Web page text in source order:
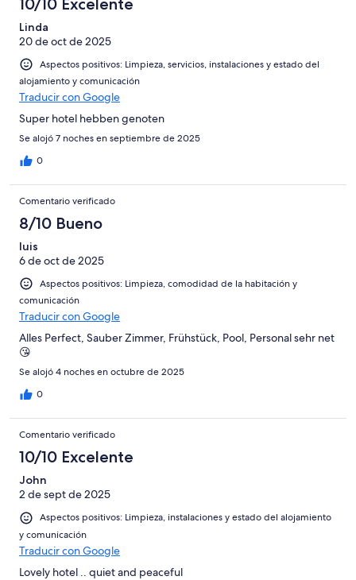
10/10 Excelente
Linda
20 de oct de 2025
Aspectos positivos: Limpieza, servicios, instalaciones y estado del
alojamiento y comunicación
Traducir con Google
Super hotel hebben genoten
Se alojó 7 noches en septiembre de 2025
0
Comentario verificado
8/10 Bueno
luis
6 de oct de 2025
Aspectos positivos: Limpieza, comodidad de la habitación y
comunicación
Traducir con Google
Alles Perfect, Sauber Zimmer, Frühstück, Pool, Personal sehr net
😘
Se alojó 4 noches en octubre de 2025
0
Comentario verificado
10/10 Excelente
John
2 de sept de 2025
Aspectos positivos: Limpieza, instalaciones y estado del alojamiento
y comunicación
Traducir con Google
Lovely hotel .. quiet and peaceful